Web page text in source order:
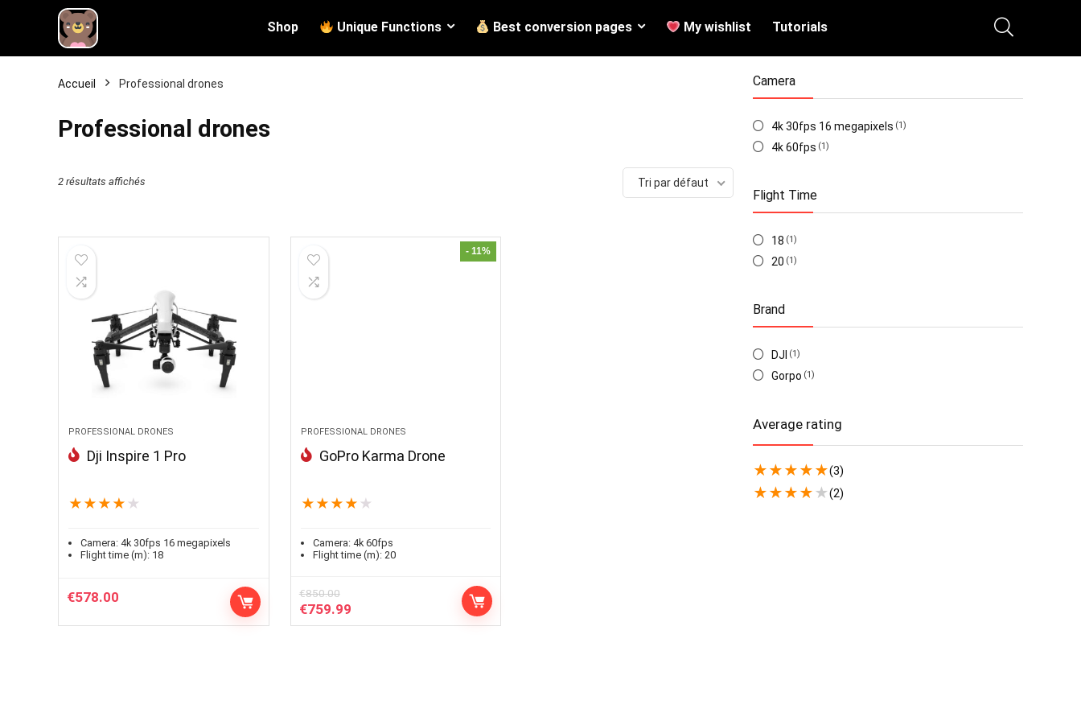
Shop Unique Functions Best conversion pages My wishlist Tutorials
Accueil Professional drones
Professional drones
2 résultats affichés Tri par défaut
PROFESSIONAL DRONES
Dji Inspire 1 Pro
★ ★ ★ ★ ★
Camera: 4k 30fps 16 megapixels
Flight time (m): 18
€578.00
- 11%
PROFESSIONAL DRONES
GoPro Karma Drone
★ ★ ★ ★ ★
Camera: 4k 60fps
Flight time (m): 20
€850.00
Le
prix
€759.99Le
prix
Camera
4k 30fps 16 megapixels (1)
4k 60fps (1)
Flight Time
18 (1)
20 (1)
Brand
DJI (1)
Gorpo (1)
Average rating
★★★★★(3)
★★★★★(2)